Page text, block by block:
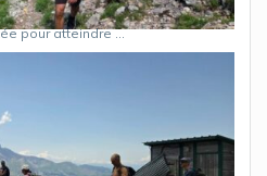
pour atteindre …